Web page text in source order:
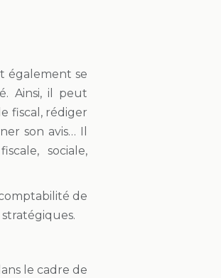
également se
Ainsi, il peut
fiscal, rédiger
son avis… Il
sociale,
de
le cadre de